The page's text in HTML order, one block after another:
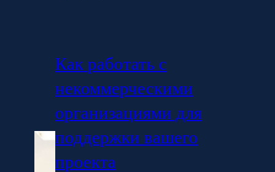
Как работать с
некоммерческими
организациями для
поддержки вашего
проекта